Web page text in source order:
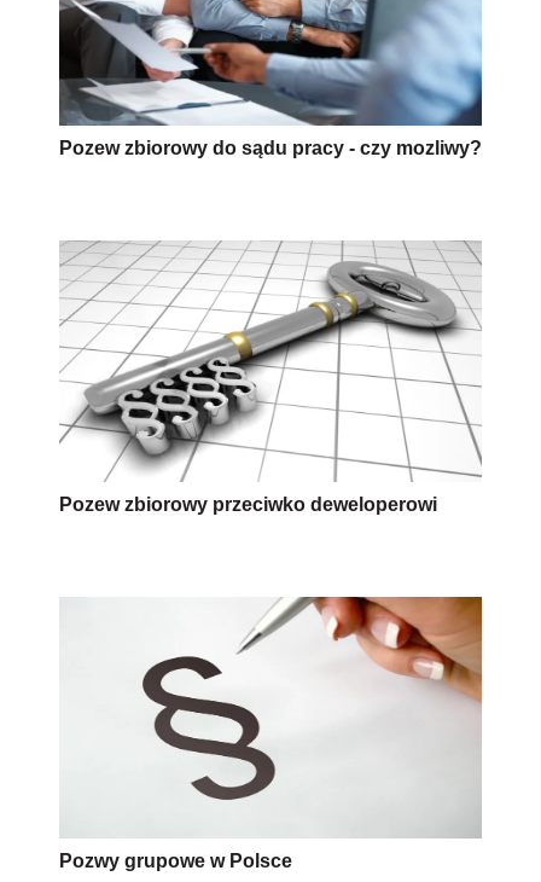
Pozew zbiorowy do sądu pracy - czy mozliwy?
Pozew zbiorowy przeciwko deweloperowi
Pozwy grupowe w Polsce